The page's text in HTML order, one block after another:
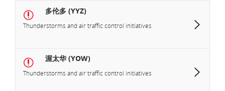
多伦多 (YYZ)
Thunderstorms and air traffic control initiatives
渥太华 (YOW)
Thunderstorms and air traffic control initiatives